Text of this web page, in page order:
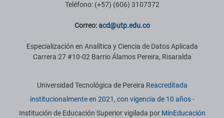
Teléfono: (+57) (606) 3107372
Correo: acd@utp.edu.co
Especialización en Analítica y Ciencia de Datos Aplicada
Carrera 27 #10-02 Barrio Álamos Pereira, Risaralda
Información institucional
Universidad Tecnológica de Pereira Reacreditada
institucionalmente en 2021, con vigencia de 10 años-
Institución de Educación Superior vigilada por MinEducación